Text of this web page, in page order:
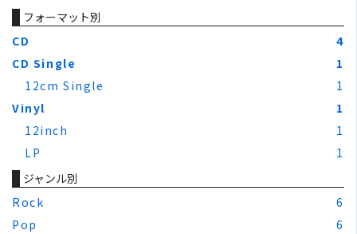
フォーマット別
CD
4
CD Single
1
12cm Single
1
Vinyl
1
12inch
1
LP
1
ジャンル別
Rock
6
Pop
6